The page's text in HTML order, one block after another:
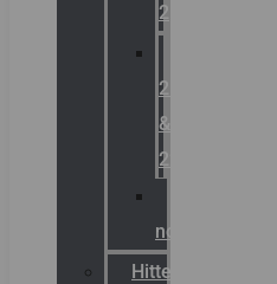
2
21
&
22
noodverlichting
Hittebestendige